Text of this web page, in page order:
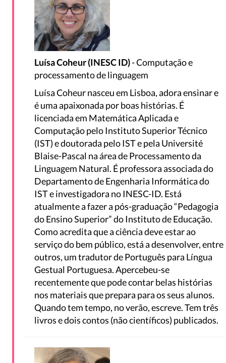
Luísa Coheur (INESC ID)- Computação e
processamento de linguagem
Luísa Coheur nasceu em Lisboa, adora ensinar e
é uma apaixonada por boas histórias. É
licenciada em Matemática Aplicada e
Computação pelo Instituto Superior Técnico
(IST) e doutorada pelo IST e pela Université
Blaise-Pascal na área de Processamento da
Linguagem Natural. É professora associada do
Departamento de Engenharia Informática do
IST e investigadora no INESC-ID. Está
atualmente a fazer a pós-graduação “Pedagogia
do Ensino Superior” do Instituto de Educação.
Como acredita que a ciência deve estar ao
serviço do bem público, está a desenvolver, entre
outros, um tradutor de Português para Língua
Gestual Portuguesa. Apercebeu-se
recentemente que pode contar belas histórias
nos materiais que prepara para os seus alunos.
Quando tem tempo, no verão, escreve. Tem três
livros e dois contos (não científicos) publicados.